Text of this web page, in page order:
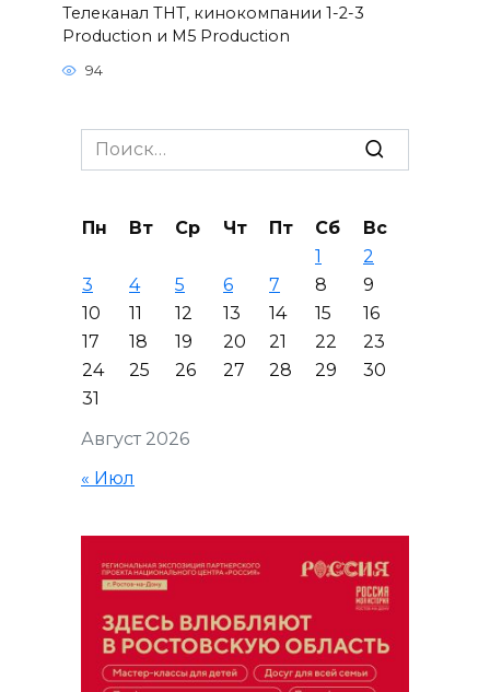
Телеканал ТНТ, кинокомпании 1-2-3
Production и M5 Production
94
Search
for:
Август 2026
Пн Вт Ср Чт Пт Сб
Вс
1
2
3
4 5 6 7 8
9
10
11 12 13 14 15
16
17
18 19 20 21 22
23
24
25 26 27 28 29
30
31
« Июл